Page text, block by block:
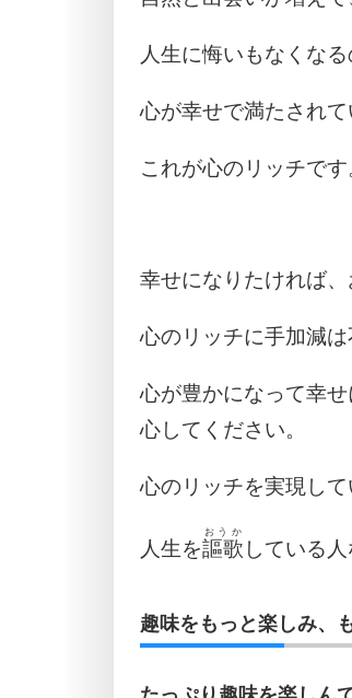
人生に悔いもなくなる
心が幸せで満たされて
これが心のリッチです
幸せになりたければ
心のリッチに手加減は
心が豊かになって幸
心してください。
心のリッチを実現して
人生を謳歌
おうか
している人
趣味をもっと楽しみ、